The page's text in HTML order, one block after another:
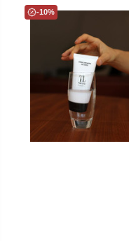
-10%